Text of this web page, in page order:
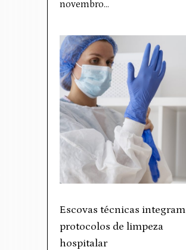
novembro…
Escovas técnicas integram
protocolos de limpeza
hospitalar